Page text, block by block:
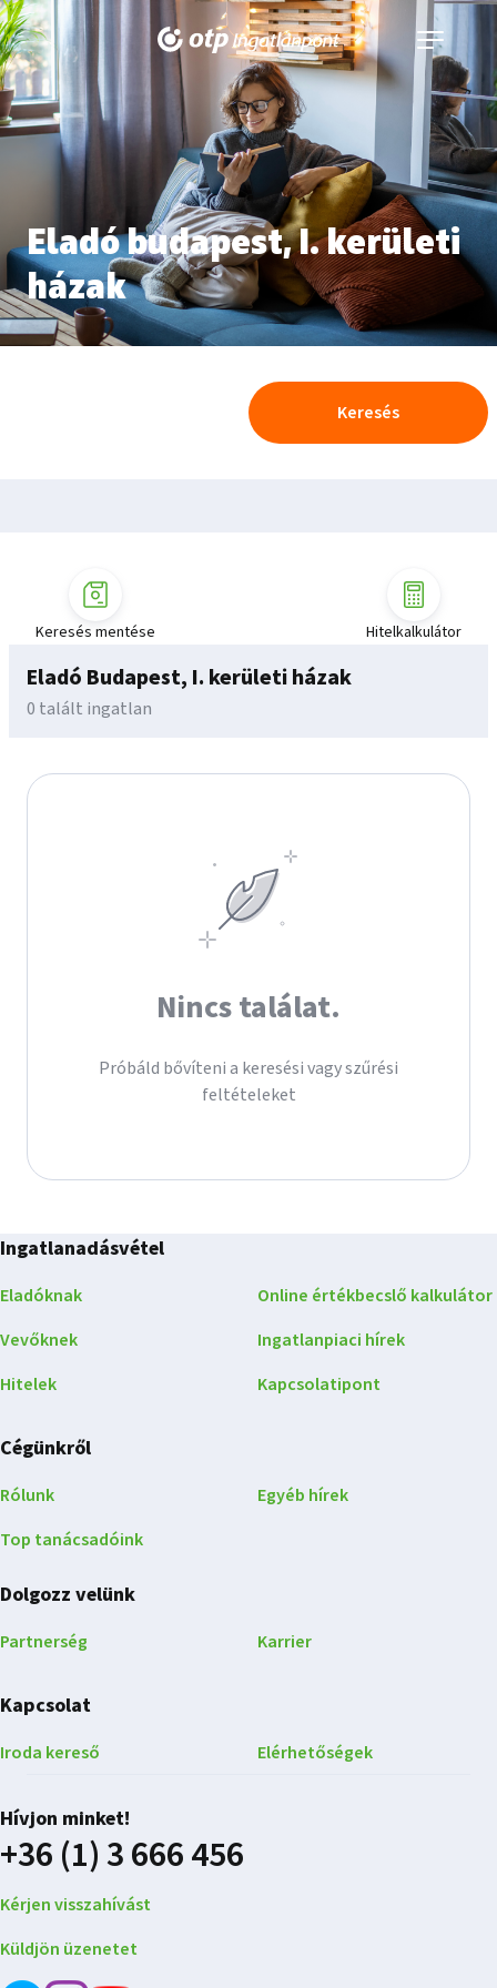
Navigáció
kinyitása
Eladó budapest, I. kerületi
házak
Keresés
Eladó Budapest, I. kerületi házak
0 talált ingatlan
Nincs találat.
Próbáld bővíteni a keresési vagy szűrési
feltételeket
Keresés mentése Hitelkalkulátor
Ingatlanadásvétel
Eladóknak
Vevőknek
Hitelek
Online értékbecslő kalkulátor
Ingatlanpiaci hírek
Kapcsolatipont
Cégünkről
Rólunk
Top tanácsadóink
Egyéb hírek
Dolgozz velünk
Partnerség Karrier
Kapcsolat
Iroda kereső Elérhetőségek
Hívjon minket!
+36 (1) 3 666 456
Kérjen visszahívást
Küldjön üzenetet